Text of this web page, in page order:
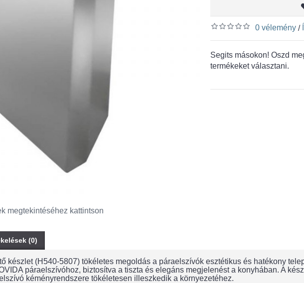
megtekintéséhez kattintson
0 vélemény /
Segits másokon! Oszd
termékeket választani.
(0)
készlet (H540-5807) tökéletes megoldás a páraelszívók esztétikus és hatékony
páraelszívóhoz, biztosítva a tiszta és elegáns megjelenést a konyhában. A
kéményrendszere tökéletesen illeszkedik a környezetéhez.